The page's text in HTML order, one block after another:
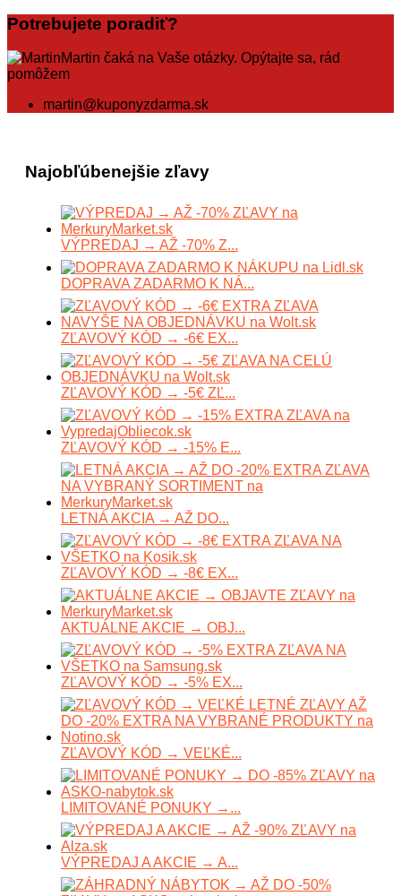
Potrebujete poradiť?
Martin čaká na Vaše otázky. Opýtajte sa, rád
pomôžem
martin@kuponyzdarma.sk
Najobľúbenejšie zľavy
VÝPREDAJ → AŽ -70% Z...
DOPRAVA ZADARMO K NÁ...
ZĽAVOVÝ KÓD → -6€ EX...
ZĽAVOVÝ KÓD → -5€ ZĽ...
ZĽAVOVÝ KÓD → -15% E...
LETNÁ AKCIA → AŽ DO...
ZĽAVOVÝ KÓD → -8€ EX...
AKTUÁLNE AKCIE → OBJ...
ZĽAVOVÝ KÓD → -5% EX...
ZĽAVOVÝ KÓD → VEĽKÉ...
LIMITOVANÉ PONUKY →...
VÝPREDAJ A AKCIE → A...